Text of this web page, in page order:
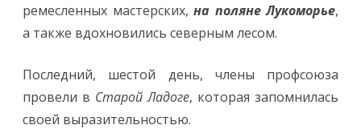
ремесленных мастерских, на поляне Лукоморье,
а также вдохновились северным лесом.
Последний, шестой день, члены профсоюза
провели в Старой Ладоге, которая запомнилась
своей выразительностью.